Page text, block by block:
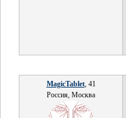
MagicTablet, 41
Россия, Москва